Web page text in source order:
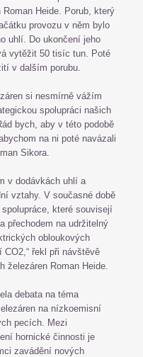
Heide. Porub, který
provozu v něm bylo
uhlí. Do ukončení jeho
vytěžit 50 tisíc tun. Poté
v dalším porubu.
si nesmírně vážím
spolupráci našich
bych, aby v této podobě
na ni poté navázali
Sikora.
v dodávkách uhlí a
vztahy. V současné době
které souvisejí
přechodem na udržitelný
obloukových
řekl při návštěvě
železáren Roman Heide.
debata na téma
na nízkoemisní
pecích. Mezi
hornické činnosti je
zavádění nových